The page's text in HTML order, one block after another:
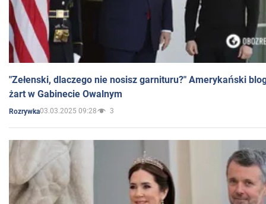
"Zełenski, dlaczego nie nosisz garnituru?" Amerykański
żart w Gabinecie Owalnym
Rozrywka03.03.2025 09:28 3